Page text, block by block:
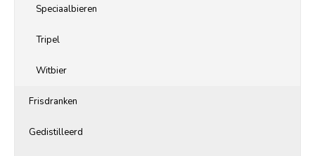
Speciaalbieren
Tripel
Witbier
Frisdranken
Gedistilleerd